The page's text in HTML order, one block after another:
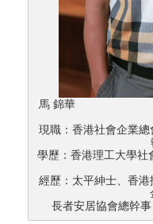
馬
現職：香港社會企業
學歷：香港理
經歷：太平紳士、香
長者安